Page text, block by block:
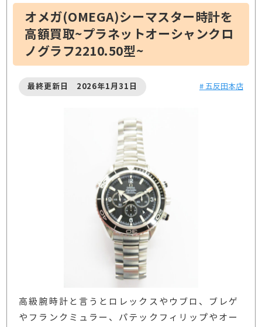
オメガ(OMEGA)シーマスター時計を
高額買取~プラネットオーシャンクロ
ノグラフ2210.50型~
最終更新日 2026年1月31日 # 五反田本店
高級腕時計と言うとロレックスやウブロ、ブレゲ
やフランクミュラー、パテックフィリップやオー